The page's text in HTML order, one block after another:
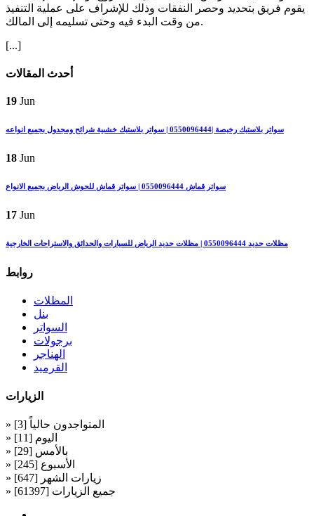
يقوم فريق بتحديد وحصر النفقات وذلك للإشراف على عملية التنفيذ
من وقت البدء فيه وحتى تسليمه إلى المالك.
[...]
أحدث المقالات
19 Jun
سواتر بلاستيك رخيصة |0550096444 | سواتر بلاستيك خشبية شرائح ومجدول بجميع انواعه
18 Jun
سواتر قماش 0550096444 | سواتر قماش للحوش الرياض بجميع الانواع
17 Jun
مظلات حديد 0550096444 | مظلات حديد الرياض للسيارات والحدائق والاستراحات الخارجية
روابط
المظلات
بنل
السواتر
برجولات
الهناجر
القرميد
الزيارات
» المتواجدون حالياً [3]
» اليوم [11]
» بالأمس [29]
» الأسبوع [245]
» زيارات الشهر [647]
» جميع الزيارات [61397]